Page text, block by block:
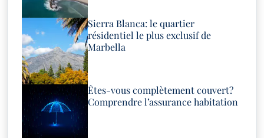
Sierra Blanca: le quartier
résidentiel le plus exclusif de
Marbella
Êtes-vous complètement couvert?
Comprendre l’assurance habitation